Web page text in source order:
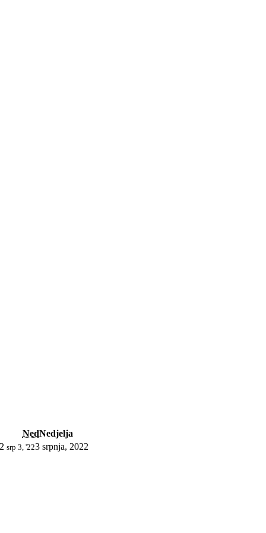
NedNedjelja
srp 3, '223 srpnja, 2022